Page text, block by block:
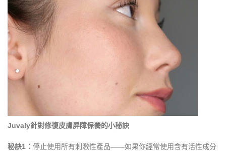
Juvaly針對修復皮膚屏障保養的小秘訣
秘訣1： 停止使用所有刺激性產品——如果你經常使用含有活性成分